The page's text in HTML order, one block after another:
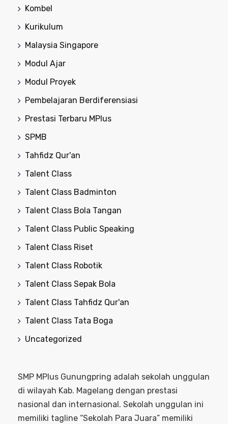
Kombel
Kurikulum
Malaysia Singapore
Modul Ajar
Modul Proyek
Pembelajaran Berdiferensiasi
Prestasi Terbaru MPlus
SPMB
Tahfidz Qur'an
Talent Class
Talent Class Badminton
Talent Class Bola Tangan
Talent Class Public Speaking
Talent Class Riset
Talent Class Robotik
Talent Class Sepak Bola
Talent Class Tahfidz Qur'an
Talent Class Tata Boga
Uncategorized
SMP MPlus Gunungpring adalah sekolah unggulan
di wilayah Kab. Magelang dengan prestasi
nasional dan internasional. Sekolah unggulan ini
memiliki tagline “Sekolah Para Juara” memiliki